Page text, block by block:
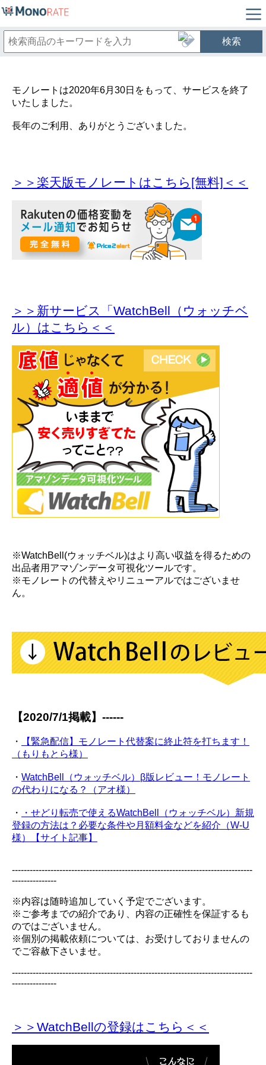
検索
モノレートは2020年6月30日をもって、サービスを終了
いたしました。
長年のご利用、ありがとうございました。
＞＞楽天版モノレートはこちら[無料]＜＜
＞＞新サービス「WatchBell（ウォッチベ
ル）はこちら＜＜
※WatchBell(ウォッチベル)はより高い収益を得るための
出品者用アマゾンデータ可視化ツールです。
※モノレートの代替えやリニューアルではございませ
ん。
【2020/7/1掲載】------
・
【緊急配信】モノレート代替案に終止符を打ちます！
（もりもとら様）
・ WatchBell（ウォッチベル）β版レビュー！モノレート
の代わりになる？（アオ様）
・
・せどり転売で使えるWatchBell（ウォッチベル）新規
登録の方法は？必要な条件や月額料金などを紹介（W-U
様）【サイト記事】
---------------------------------------------------------------------------------
---------------
※内容は随時追加していく予定でございます。
※ご参考までの紹介であり、内容の正確性を保証するも
のではございません。
※個別の掲載依頼については、お受けしておりませんの
でご容赦下さいませ。
---------------------------------------------------------------------------------
---------------
＞＞WatchBellの登録はこちら＜＜